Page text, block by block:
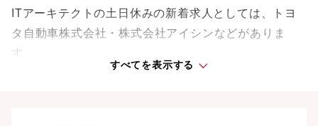
ITアーキテクトの土日休みの新着求人としては、トヨ
タ自動車株式会社・株式会社アイシンなどがありま
す。
専門知識やスキルを最大限に発揮しながら、あなたの
すべてを表示する